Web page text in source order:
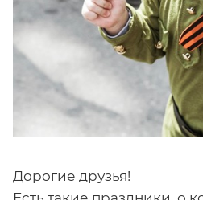
Дорогие друзья!